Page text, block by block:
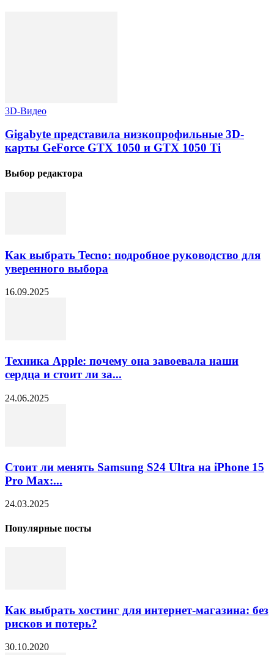
3D-Видео
Gigabyte представила низкопрофильные 3D-
карты GeForce GTX 1050 и GTX 1050 Ti
Выбор редактора
Как выбрать Tecno: подробное руководство для
уверенного выбора
16.09.2025
Техника Apple: почему она завоевала наши
сердца и стоит ли за...
24.06.2025
Стоит ли менять Samsung S24 Ultra на iPhone 15
Pro Max:...
24.03.2025
Популярные посты
Как выбрать хостинг для интернет-магазина: без
рисков и потерь?
30.10.2020